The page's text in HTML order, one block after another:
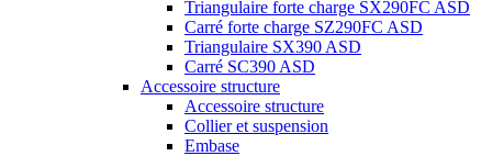
Triangulaire forte charge SX290FC ASD
Carré forte charge SZ290FC ASD
Triangulaire SX390 ASD
Carré SC390 ASD
Accessoire structure
Accessoire structure
Collier et suspension
Embase